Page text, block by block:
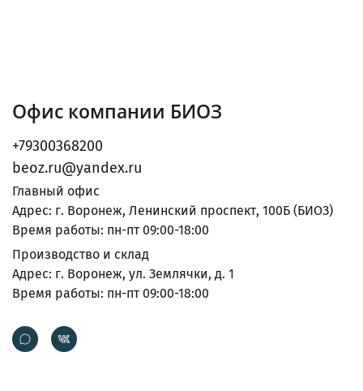
Офис компании БИОЗ
+79300368200
beoz.ru@yandex.ru
Главный офис
Адрес: г. Воронеж, Ленинский проспект, 100Б (БИОЗ)
Время работы: пн-пт 09:00-18:00
Производство и склад
Адрес: г. Воронеж, ул. Землячки, д. 1
Время работы: пн-пт 09:00-18:00